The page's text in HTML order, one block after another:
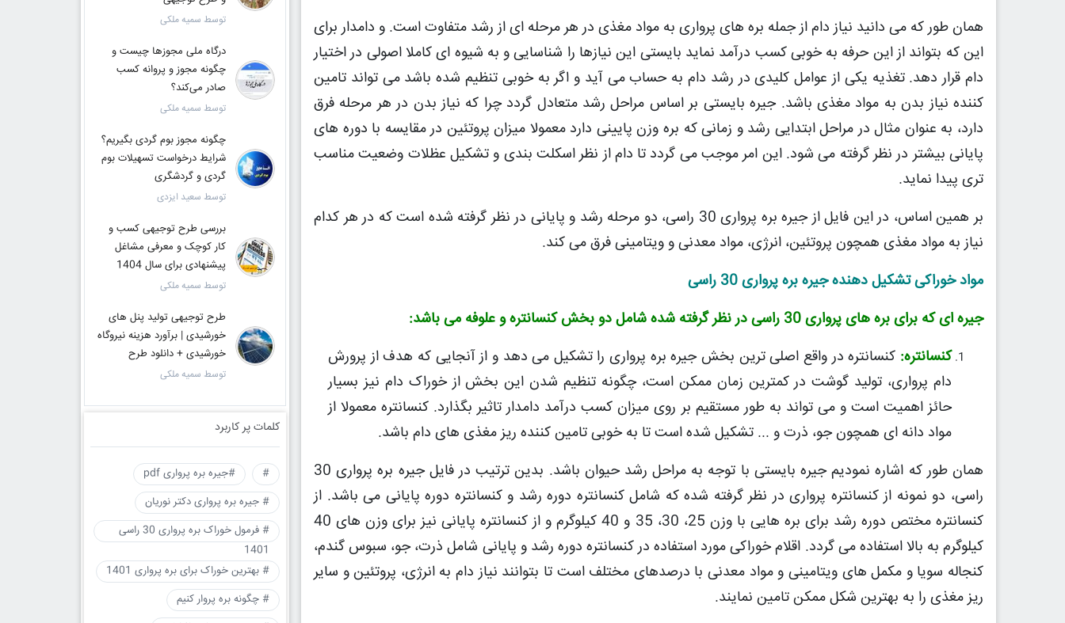
همان طور که می دانید نیاز دام از جمله بره های پرواری به مواد مغذی در هر مرحله ای از رشد متفاوت است. و دامدار برای
این که بتواند از این حرفه به خوبی کسب درآمد نماید بایستی این نیازها را شناسایی و به شیوه ای کاملا اصولی در اختیار
دام قرار دهد. تغذیه یکی از عوامل کلیدی در رشد دام به حساب می آید و اگر به خوبی تنظیم شده باشد می تواند تامین
کننده نیاز بدن به مواد مغذی باشد. جیره بایستی بر اساس مراحل رشد متعادل گردد چرا که نیاز بدن در هر مرحله فرق
دارد، به عنوان مثال در مراحل ابتدایی رشد و زمانی که بره وزن پایینی دارد معمولا میزان پروتئین در مقایسه با دوره های
پایانی بیشتر در نظر گرفته می شود. این امر موجب می گردد تا دام از نظر اسکلت بندی و تشکیل عظلات وضعیت مناسب
تری پیدا نماید.
بر همین اساس، در این فایل از جیره بره پرواری 30 راسی، دو مرحله رشد و پایانی در نظر گرفته شده است که در هر کدام
نیاز به مواد مغذی همچون پروتئین، انرژی، مواد معدنی و ویتامینی فرق می کند.
مواد خوراکی تشکیل دهنده جیره بره پرواری 30 راسی
جیره ای که برای بره های پرواری 30 راسی در نظر گرفته شده شامل دو بخش کنسانتره و علوفه می باشد:
کنسانتره: کنسانتره در واقع اصلی ترین بخش جیره بره پرواری را تشکیل می دهد و از آنجایی که هدف از پرورش
دام پرواری، تولید گوشت در کمترین زمان ممکن است، چگونه تنظیم شدن این بخش از خوراک دام نیز بسیار
حائز اهمیت است و می تواند به طور مستقیم بر روی میزان کسب درآمد دامدار تاثیر بگذارد. کنسانتره معمولا از
مواد دانه ای همچون جو، ذرت و ... تشکیل شده است تا به خوبی تامین کننده ریز مغذی های دام باشد.
همان طور که اشاره نمودیم جیره بایستی با توجه به مراحل رشد حیوان باشد. بدین ترتیب در فایل جیره بره پرواری 30
راسی، دو نمونه از کنسانتره پرواری در نظر گرفته شده که شامل کنسانتره دوره رشد و کنسانتره دوره پایانی می باشد. از
کنسانتره مختص دوره رشد برای بره هایی با وزن 25، 30، 35 و 40 کیلوگرم و از کنسانتره پایانی نیز برای وزن های 40
کیلوگرم به بالا استفاده می گردد. اقلام خوراکی مورد استفاده در کنسانتره دوره رشد و پایانی شامل ذرت، جو، سبوس گندم،
کنجاله سویا و مکمل های ویتامینی و مواد معدنی با درصدهای مختلف است تا بتوانند نیاز دام به انرژی، پروتئین و سایر
ریز مغذی را به بهترین شکل ممکن تامین نمایند.
توسط سمیه ملکی
درگاه ملی مجوزها چیست و
چگونه مجوز و پروانه کسب
صادر می‌کند؟
توسط سمیه ملکی
چگونه مجوز بوم گردی بگیریم؟
شرایط درخواست تسهیلات بوم
گردی و گردشگری
توسط سعید ایزدی
بررسی طرح توجیهی کسب و
کار کوچک و معرفی مشاغل
پیشنهادی برای سال 1404
توسط سمیه ملکی
طرح توجیهی تولید پنل های
خورشیدی | برآورد هزینه نیروگاه
خورشیدی + دانلود طرح
توسط سمیه ملکی
کلمات پر کاربرد
#
#جیره بره پرواری pdf
# جیره بره پرواری دکتر نوریان
# فرمول خوراک بره پرواری 30 راسی
1401
# بهترین خوراک برای بره پرواری 1401
# چگونه بره پروار کنیم